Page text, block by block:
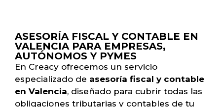
ASESORÍA FISCAL Y CONTABLE EN
VALENCIA PARA EMPRESAS,
AUTÓNOMOS Y PYMES
En Creacy ofrecemos un servicio
especializado de asesoría fiscal y contable
en Valencia, diseñado para cubrir todas las
obligaciones tributarias y contables de tu